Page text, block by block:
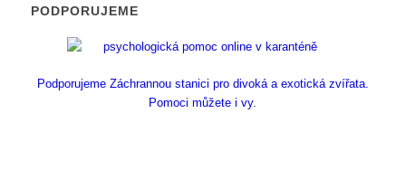
PODPORUJEME
Podporujeme Záchrannou stanici pro divoká a exotická zvířata.
Pomoci můžete i vy.